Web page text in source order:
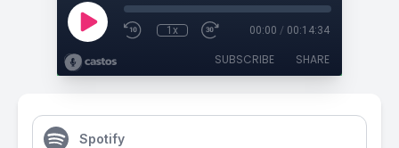
1x 00:00 / 00:14:34
SUBSCRIBE SHARE
Spotify